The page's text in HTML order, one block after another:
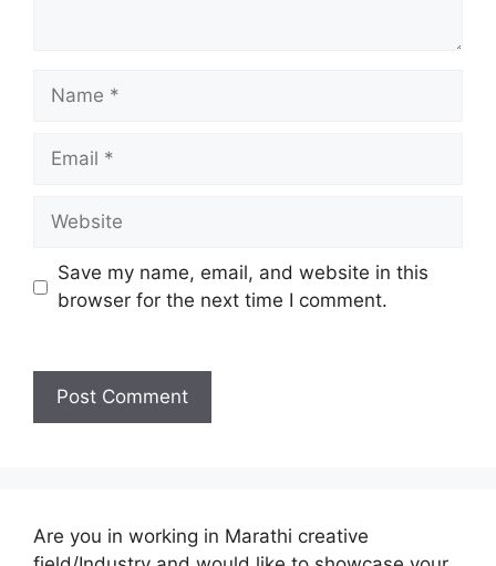
Name
Email
Website
Save my name, email, and website in this
browser for the next time I comment.
Are you in working in Marathi creative